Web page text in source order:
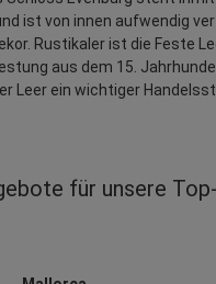
ist von innen aufwendig
Rustikaler ist die Feste
aus dem 15.
Leer ein wichtiger
für unsere